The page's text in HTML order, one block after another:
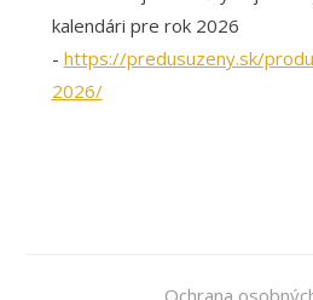
kalendári pre rok 2026
- https://predusuzeny.sk/
2026/